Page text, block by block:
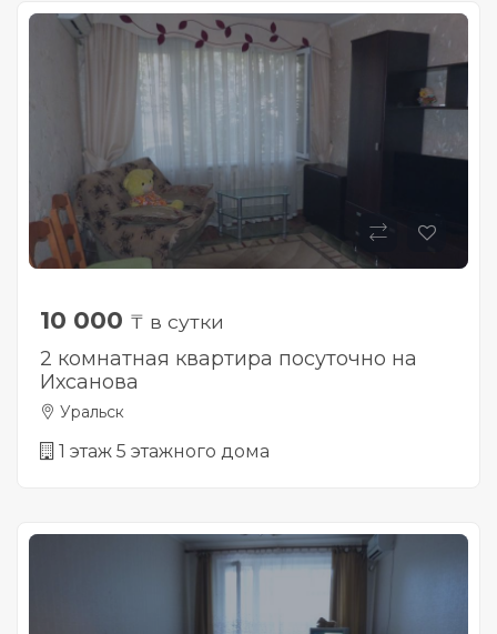
10 000 ₸ в сутки
2 комнатная квартира посуточно на
Ихсанова
Уральск
1 этаж 5 этажного дома